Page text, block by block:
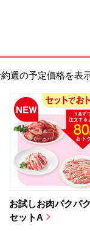
週の予定価格を表
お試しお肉パクパク
セットA